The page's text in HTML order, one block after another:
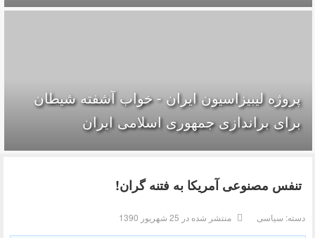
پروژه لیبیزاسیون ایران - خواب آشفته شیطان
برای براندازی جمهوری اسلامی ایران
تنفس مصنوعی آمریکا به فتنه گران!
دسته: سیاسی منتشر شده در 25 شهریور 1390